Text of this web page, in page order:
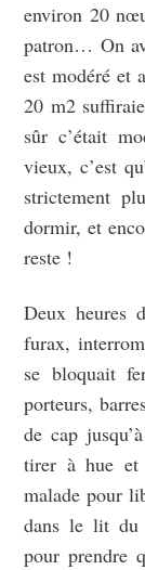
environ 20
patron… On
est modéré et
20 m2
sûr c’était
vieux, c’est
strictement
dormir, et
reste !
Deux heures
furax,
se bloquait
porteurs,
de cap
tirer à hue
malade pour
dans le lit du
pour prendre